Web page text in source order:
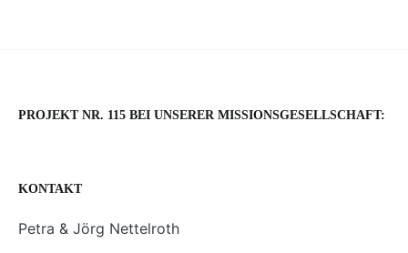
PROJEKT NR. 115 BEI UNSERER MISSIONSGESELLSCHAFT:
KONTAKT
Petra & Jörg Nettelroth